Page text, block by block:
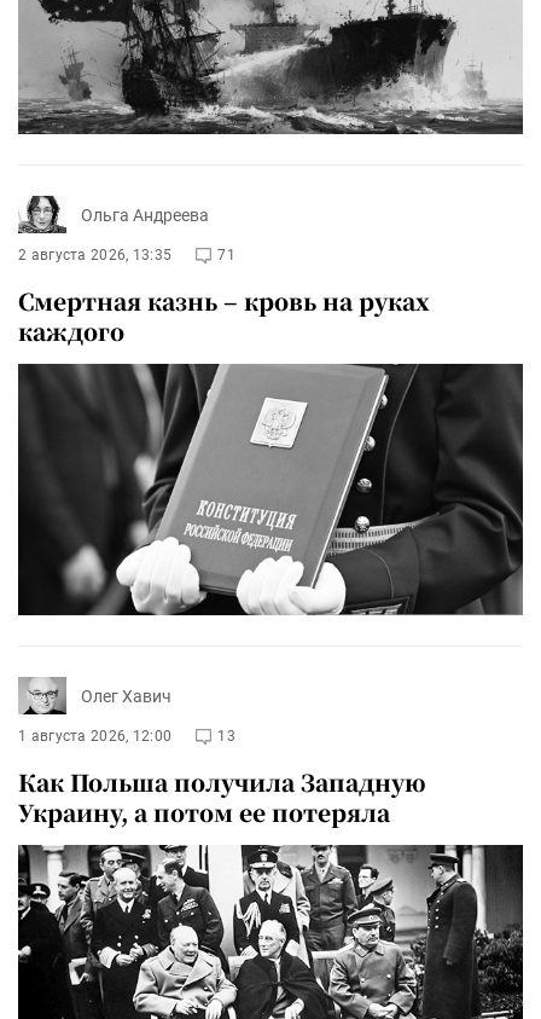
Ольга Андреева
2 августа 2026, 13:35 71
Смертная казнь – кровь на руках
каждого
Олег Хавич
1 августа 2026, 12:00 13
Как Польша получила Западную
Украину, а потом ее потеряла